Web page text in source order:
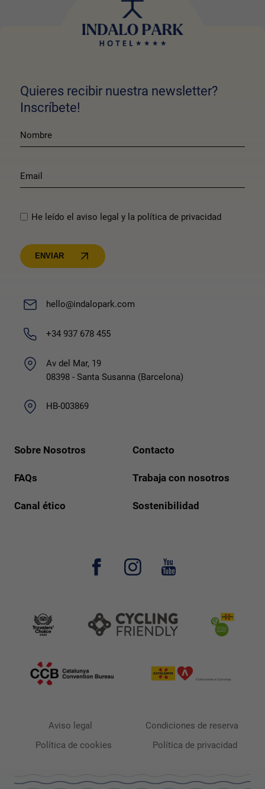
hello@indalopark.com
+34 937 678 455
Av del Mar, 19
08398 - Santa Susanna (Barcelona)
HB-003869
Sobre Nosotros Contacto
FAQs Trabaja con nosotros
Canal ético Sostenibilidad
Quieres recibir nuestra newsletter?
Inscríbete!
He leído el aviso legal y la política de privacidad
ENVIAR
Aviso legal
Condiciones de reserva
Política de cookies
Política de privacidad